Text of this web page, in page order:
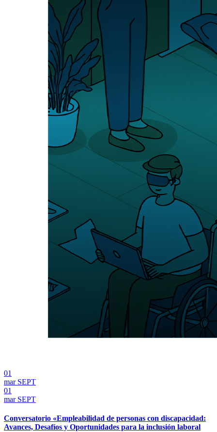
01
mar SEPT
01
mar SEPT
Conversatorio «Empleabilidad de personas con discapacidad:
Avances, Desafíos y Oportunidades para la inclusión laboral